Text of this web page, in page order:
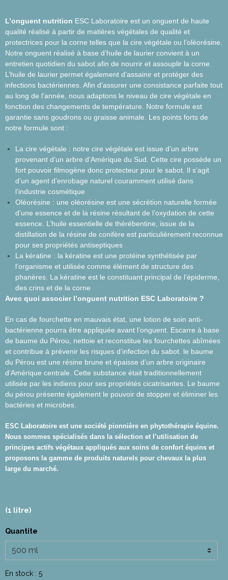
L’onguent nutrition ESC Laboratoire est un onguent de haute
qualité réalisé à partir de matières végétales de qualité et
protectrices pour la corne telles que la cire végétale ou l’oléorésine.
Notre onguent réalisé à base d’huile de laurier convient à un
entretien quotidien du sabot afin de nourrir et assouplir la corne.
L’huile de laurier permet également d’assainir et protéger des
infections bactériennes. Afin d’assurer une consistance parfaite tout
au long de l’année, nous adaptons le niveau de cire végétale en
fonction des changements de température. Notre formule est
garantie sans goudrons ou graisse animale. Les points forts de
notre formule sont :
La cire végétale : notre cire végétale est issue d’un arbre
provenant d’un arbre d’Amérique du Sud. Cette cire possède un
fort pouvoir filmogène donc protecteur pour le sabot. Il s’agit
d’un agent d’enrobage naturel couramment utilisé dans
l’industrie cosmétique
Oléorésine : une oléorésine est une sécrétion naturelle formée
d’une essence et de la résine résultant de l’oxydation de cette
essence. L’huile essentielle de thérébentine, issue de la
distillation de la résine de conifère est particulièrement reconnue
pour ses propriétés antiseptiques
La kératine : la kératine est une protéine synthétisée par
l’organisme et utilisée comme élément de structure des
phanères. La kératine est le constituant principal de l’épiderme,
des crins et de la corne
Avec quoi associer l’onguent nutrition ESC Laboratoire ?
En cas de fourchette en mauvais état, une lotion de soin anti-
bactérienne pourra être appliquée avant l’onguent. Escarre à base
de baume du Pérou, nettoie et reconstitue les fourchettes abîmées
et contribue à prévenir les risques d’infection du sabot. le baume
du Pérou est une résine brune et épaisse d’un arbre originaire
d’Amérique centrale. Cette substance était traditionnellement
utilisée par les indiens pour ses propriétés cicatrisantes. Le baume
du pérou présente également le pouvoir de stopper et éliminer les
bactéries et microbes.
ESC Laboratoire est une société pionnière en phytothérapie équine.
Nous sommes spécialisés dans la sélection et l’utilisation de
principes actifs végétaux appliqués aux soins de confort équins et
proposons la gamme de produits naturels pour chevaux la plus
large du marché.
(1 litre)
Quantite
En stock : 5